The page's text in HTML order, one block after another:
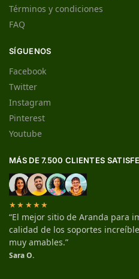
Términos y condiciones
FAQ
SÍGUENOS
Facebook
Twitter
Instagram
Pinterest
Youtube
MÁS DE 7.500 CLIENTES
★★★★★
“El mejor sitio de Aranda para
calidad de los soportes
muy amables.”
Sara O.